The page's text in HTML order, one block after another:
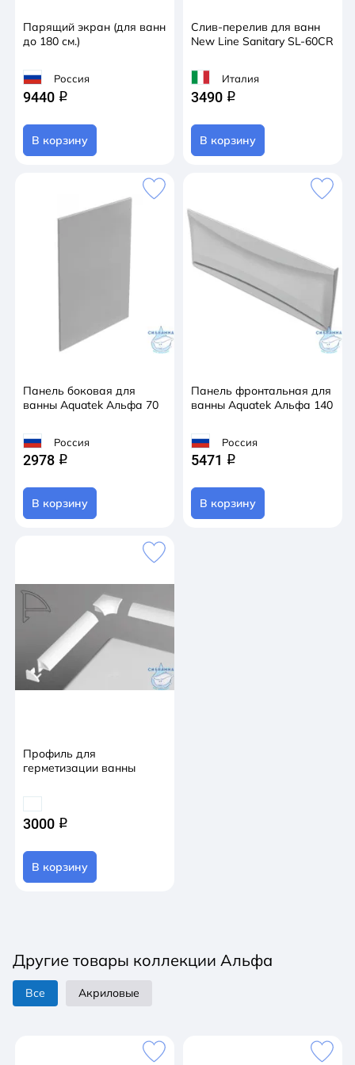
Парящий экран (для ванн
до 180 см.)
Россия
9440 q
В корзину
Слив-перелив для ванн
New Line Sanitary SL-60CR
Италия
3490 q
В корзину
Панель боковая для
ванны Aquatek Альфа 70
Россия
2978 q
В корзину
Панель фронтальная для
ванны Aquatek Альфа 140
Россия
5471 q
В корзину
Профиль для
герметизации ванны
3000 q
В корзину
Другие товары коллекции Альфа
Все Акриловые